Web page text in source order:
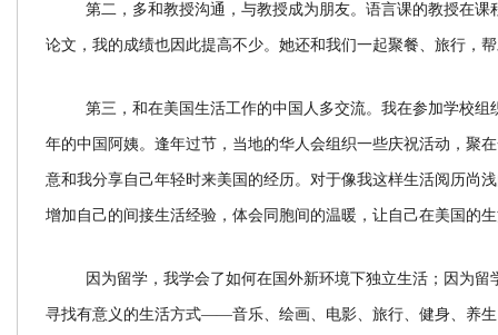
第二，多和教授沟通，与教授成为朋友。语言课的教授在
论文，我的成绩也因此提高不少。她还和我们一起聚餐、旅行，
第三，和在美国生活工作的中国人多交流。我在参加学校
年的中国阿姨。逢年过节，当地的华人会组织一些庆祝活动，聚
意和我分享自己年轻时来美国的经历。对于像我这样生活阅历尚
增加自己的间接生活经验，体会同胞间的温暖，让自己在美国的
因为留学，我学会了如何在国外新环境下独立生活；因为
寻找有意义的生活方式——音乐、绘画、电影、旅行、健身、养